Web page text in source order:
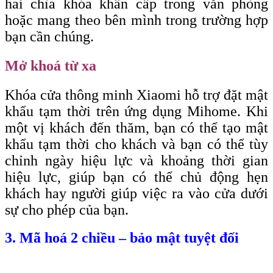
hai chìa khóa khẩn cấp trong văn phòng
hoặc mang theo bên mình trong trường hợp
bạn cần chúng.
Mở khoá từ xa
Khóa cửa thông minh Xiaomi hỗ trợ đặt mật
khẩu tạm thời trên ứng dụng Mihome. Khi
một vị khách đến thăm, bạn có thể tạo mật
khẩu tạm thời cho khách và bạn có thể tùy
chỉnh ngày hiệu lực và khoảng thời gian
hiệu lực, giúp bạn có thể chủ động hẹn
khách hay người giúp việc ra vào cửa dưới
sự cho phép của bạn.
3. Mã hoá 2 chiều – bảo mật tuyệt đối